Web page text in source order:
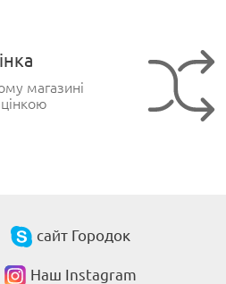
магазині
сайт Городок
Наш Instagram